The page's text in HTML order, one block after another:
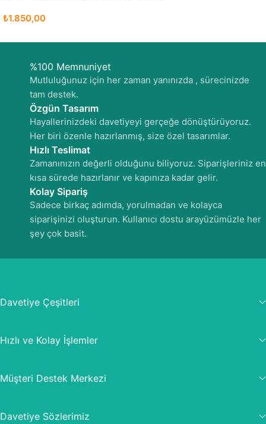
₺1.850,00
%100 Memnuniyet
Mutluluğunuz için her zaman yanınızda , sürecinizde
tam destek.
Özgün Tasarım
Hayallerinizdeki davetiyeyi gerçeğe dönüştürüyoruz.
Her biri özenle hazırlanmış, size özel tasarımlar.
Hızlı Teslimat
Zamanınızın değerli olduğunu biliyoruz. Siparişleriniz en
kısa sürede hazırlanır ve kapınıza kadar gelir.
Kolay Sipariş
Sadece birkaç adımda, yorulmadan ve kolayca
siparişinizi oluşturun. Kullanıcı dostu arayüzümüzle her
şey çok basit.
Davetiye Çeşitleri
Hızlı ve Kolay İşlemler
Müşteri Destek Merkezi
Davetiye Sözlerimiz